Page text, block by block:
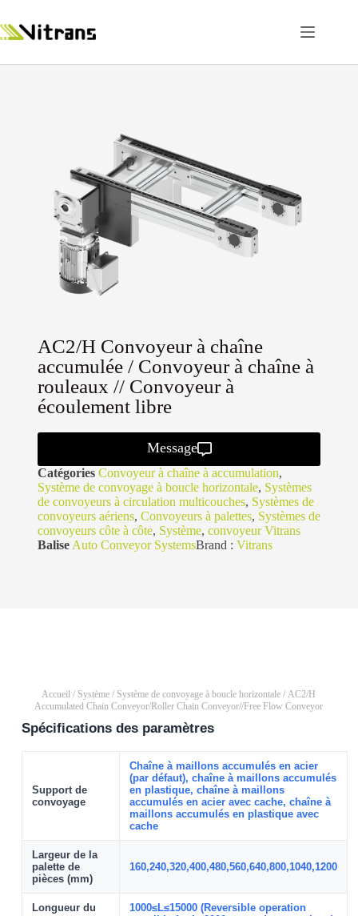
AC2/H Convoyeur à chaîne
accumulée / Convoyeur à chaîne à
rouleaux // Convoyeur à
écoulement libre
Message
Catégories Convoyeur à chaîne à accumulation,
Système de convoyage à boucle horizontale, Systèmes
de convoyeurs à circulation multicouches, Systèmes de
convoyeurs aériens, Convoyeurs à palettes, Systèmes de
convoyeurs côte à côte, Système, convoyeur Vitrans
Balise Auto Conveyor SystemsBrand : Vitrans
Accueil / Système / Système de convoyage à boucle horizontale / AC2/H
Accumulated Chain Conveyor/Roller Chain Conveyor//Free Flow Conveyor
Spécifications des paramètres
Support de
convoyage
Chaîne à maillons accumulés en acier
(par défaut), chaîne à maillons accumulés
en plastique, chaîne à maillons
accumulés en acier avec cache, chaîne à
maillons accumulés en plastique avec
cache
Largeur de la
palette de
pièces (mm)
160,240,320,400,480,560,640,800,1040,1200
Longueur du
1000≤L≤15000 (Reversible operation